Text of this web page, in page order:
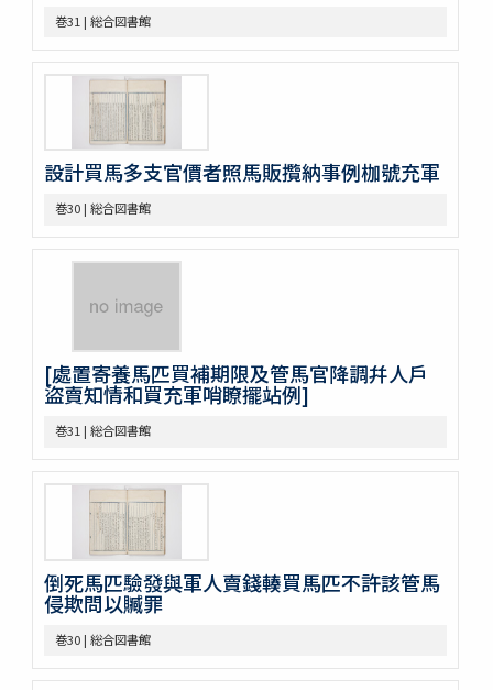
巻29
巻31
巻32
巻33
巻34
巻36
巻37
巻39
巻41
巻43
巻44
巻45
巻46
巻48
不分巻1
不分巻3
不分巻4
不分巻5
不分巻6
巻31 | 総合図書館
設計買馬多支官價者照馬販攬納事例枷號充軍
巻30 | 総合図書館
[處置寄養馬匹買補期限及管馬官降調幷人戶
盜賣知情和買充軍哨瞭擺站例]
巻31 | 総合図書館
倒死馬匹驗發與軍人賣錢輳買馬匹不許該管馬
侵欺問以贓罪
巻30 | 総合図書館